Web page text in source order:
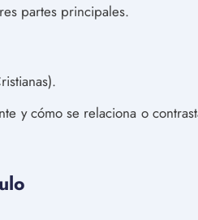
partes principales.
y cómo se relaciona o